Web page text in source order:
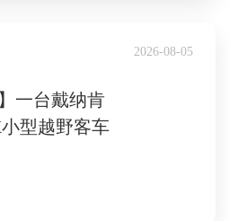
2026-08-05
一台戴纳肯
型越野客车